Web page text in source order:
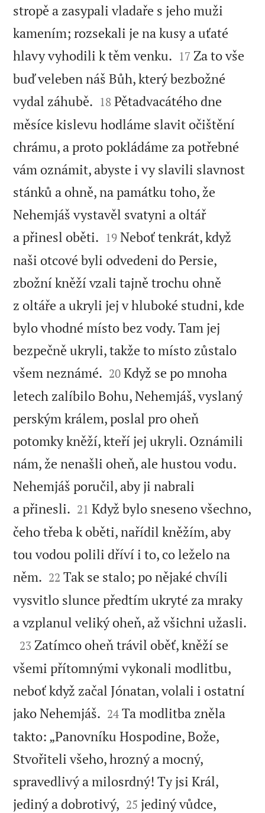
stropě a zasypali vladaře s jeho muži
kamením; rozsekali je na kusy a uťaté
hlavy vyhodili k těm venku. 

17 Za to vše
buď veleben náš Bůh, který bezbožné
vydal záhubě. 

18 Pětadvacátého dne
měsíce kislevu hodláme slavit očištění
chrámu, a proto pokládáme za potřebné
vám oznámit, abyste i vy slavili slavnost
stánků a ohně, na památku toho, že
Nehemjáš vystavěl svatyni a oltář
a přinesl oběti. 

19 Neboť tenkrát, když
naši otcové byli odvedeni do Persie,
zbožní kněží vzali tajně trochu ohně
z oltáře a ukryli jej v hluboké studni, kde
bylo vhodné místo bez vody. Tam jej
bezpečně ukryli, takže to místo zůstalo
všem neznámé. 

20 Když se po mnoha
letech zalíbilo Bohu, Nehemjáš, vyslaný
perským králem, poslal pro oheň
potomky kněží, kteří jej ukryli. Oznámili
nám, že nenašli oheň, ale hustou vodu.
Nehemjáš poručil, aby ji nabrali
a přinesli. 

21 Když bylo sneseno všechno,
čeho třeba k oběti, nařídil kněžím, aby
tou vodou polili dříví i to, co leželo na
něm. 

22 Tak se stalo; po nějaké chvíli
vysvitlo slunce předtím ukryté za mraky
a vzplanul veliký oheň, až všichni užasli.

23 Zatímco oheň trávil oběť, kněží se
všemi přítomnými vykonali modlitbu,
neboť když začal Jónatan, volali i ostatní
jako Nehemjáš. 

24 Ta modlitba zněla
takto: „Panovníku Hospodine, Bože,
Stvořiteli všeho, hrozný a mocný,
spravedlivý a milosrdný! Ty jsi Král,
jediný a dobrotivý, 

25 jediný vůdce,